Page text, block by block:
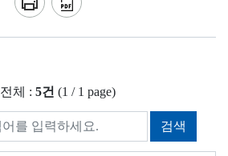
전체 : 5건 (1 / 1 page)
검색